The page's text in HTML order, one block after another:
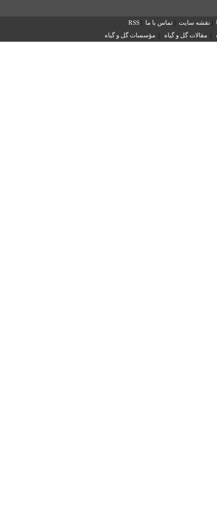
| نقشه سایت | تماس با ما |
RSS
| مقالات گل و گیاه | مؤسسات گل و گیاه